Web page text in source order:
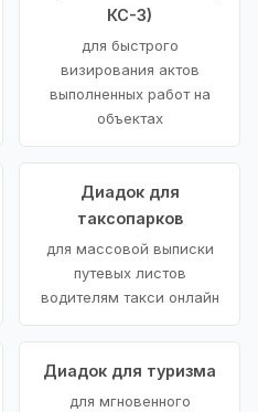
КС-3)
для быстрого
визирования актов
выполненных работ на
объектах
Диадок для
таксопарков
для массовой выписки
путевых листов
водителям такси онлайн
Диадок для туризма
для мгновенного